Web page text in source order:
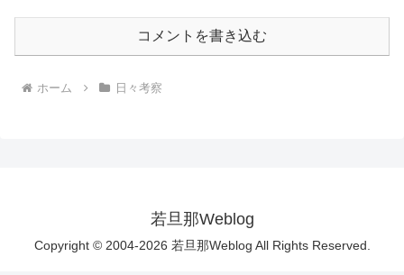
コメントを書き込む
ホーム 日々考察
若旦那Weblog
Copyright © 2004-2026 若旦那Weblog All Rights Reserved.